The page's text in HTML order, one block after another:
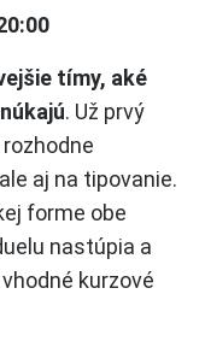
tímy, aké
. Už prvý
aj na tipovanie.
forme obe
nastúpia a
kurzové